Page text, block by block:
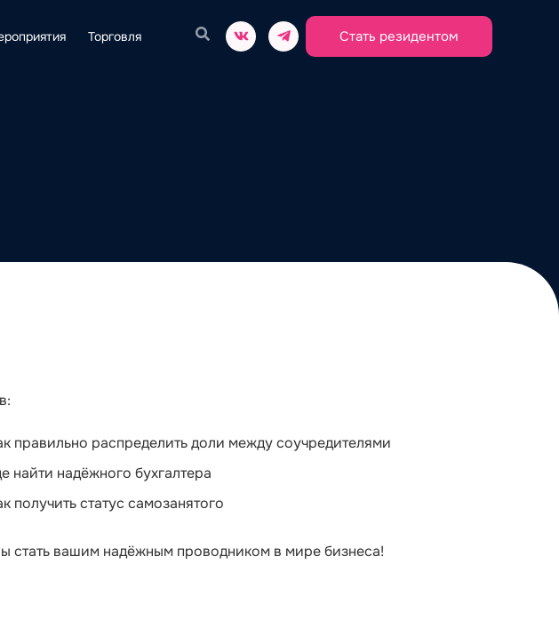
Торговля Стать резидентом
правильно распределить доли между соучредителями
найти надёжного бухгалтера
получить статус самозанятого
стать вашим надёжным проводником в мире бизнеса!